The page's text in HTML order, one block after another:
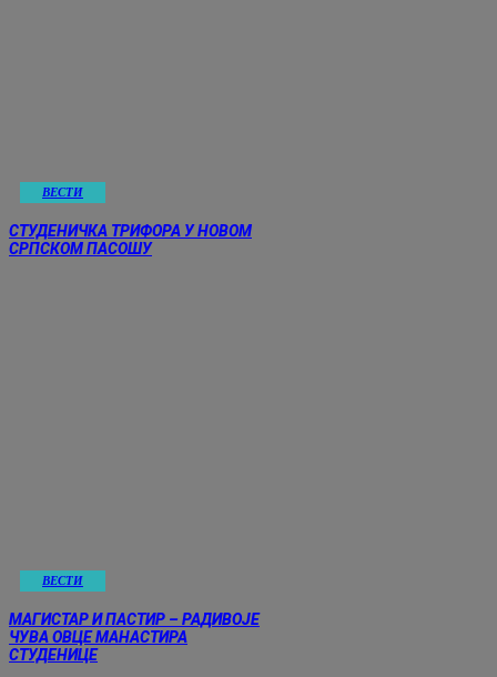
ВЕСТИ
СТУДЕНИЧКА ТРИФОРА У НОВОМ
СРПСКОМ ПАСОШУ
ВЕСТИ
МАГИСТАР И ПАСТИР – РАДИВОЈЕ
ЧУВА ОВЦЕ МАНАСТИРА
СТУДЕНИЦЕ